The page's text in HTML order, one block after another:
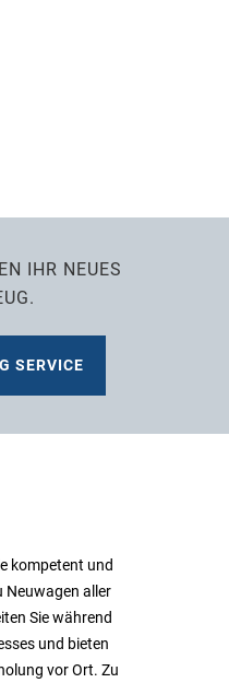
IHR NEUES
SERVICE
kompetent und
Neuwagen aller
Sie während
und bieten
vor Ort. Zu